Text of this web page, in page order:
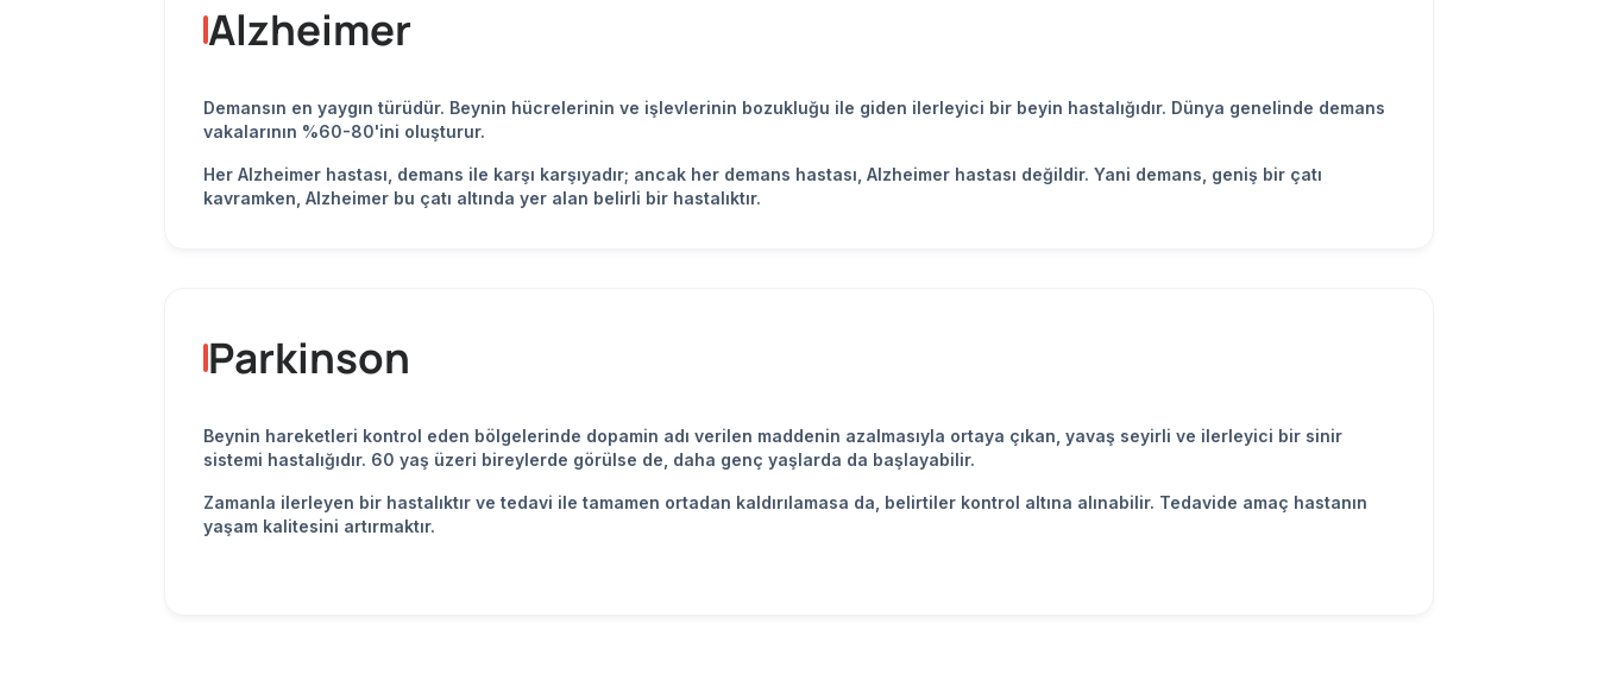
Alzheimer
Demansın en yaygın türüdür. Beynin hücrelerinin ve işlevlerinin bozukluğu ile giden ilerleyici bir beyin hastalığıdır. Dünya genelinde demans
vakalarının %60-80'ini oluşturur.
Her Alzheimer hastası, demans ile karşı karşıyadır; ancak her demans hastası, Alzheimer hastası değildir. Yani demans, geniş bir çatı
kavramken, Alzheimer bu çatı altında yer alan belirli bir hastalıktır.
Parkinson
Beynin hareketleri kontrol eden bölgelerinde dopamin adı verilen maddenin azalmasıyla ortaya çıkan, yavaş seyirli ve ilerleyici bir sinir
sistemi hastalığıdır. 60 yaş üzeri bireylerde görülse de, daha genç yaşlarda da başlayabilir.
Zamanla ilerleyen bir hastalıktır ve tedavi ile tamamen ortadan kaldırılamasa da, belirtiler kontrol altına alınabilir. Tedavide amaç hastanın
yaşam kalitesini artırmaktır.